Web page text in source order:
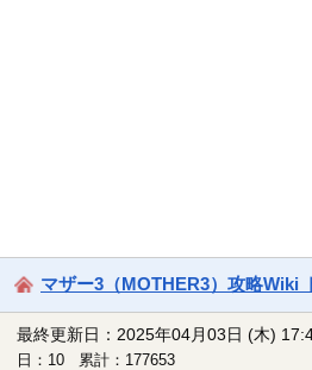
マザー3（MOTHER3）攻略Wiki
最終更新日：2025年04月03日 (木)
日：10 累計：177653